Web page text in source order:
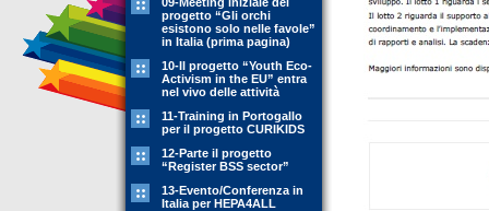
progetto “Gli orchi
esistono solo nelle favole”
in Italia (prima pagina)
10-Il progetto “Youth Eco-
Activism in the EU” entra
nel vivo delle attività
11-Training in Portogallo
per il progetto CURIKIDS
12-Parte il progetto
“Register BSS sector”
13-Evento/Conferenza in
Italia per HEPA4ALL